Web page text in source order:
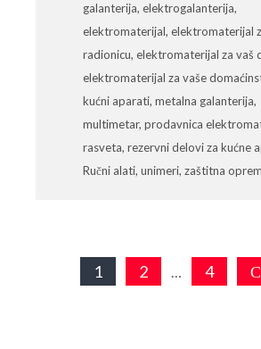
galanterija, elektrogalanterija,
elektromaterijal, elektromaterijal
radionicu, elektromaterijal za vaš
elektromaterijal za vaše
kućni aparati, metalna galanterija,
multimetar, prodavnica
rasveta, rezervni delovi za kućne
Ručni alati, unimeri, zaštitna
Пагинација
1 2 … 4